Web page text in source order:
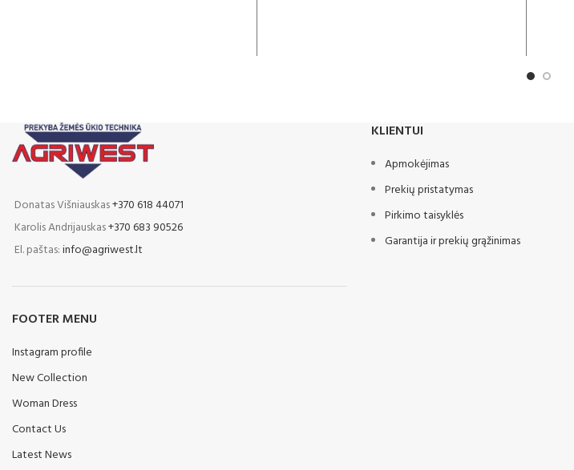
Donatas Višniauskas+370 618 44071
Karolis Andrijauskas+370 683 90526
El. paštas:info@agriwest.lt
FOOTER MENU
Instagram profile
New Collection
Woman Dress
Contact Us
Latest News
KLIENTUI
Apmokėjimas
Prekių pristatymas
Pirkimo taisyklės
Garantija ir prekių grąžinimas